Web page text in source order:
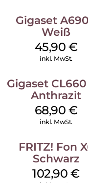
Gigaset
Weiß
45,90 €
inkl. MwSt.
Gigaset
Anthrazit
68,90 €
inkl. MwSt.
FRITZ! Fon
Schwarz
102,90€